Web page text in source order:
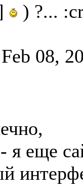
) ?...
08,
я еще